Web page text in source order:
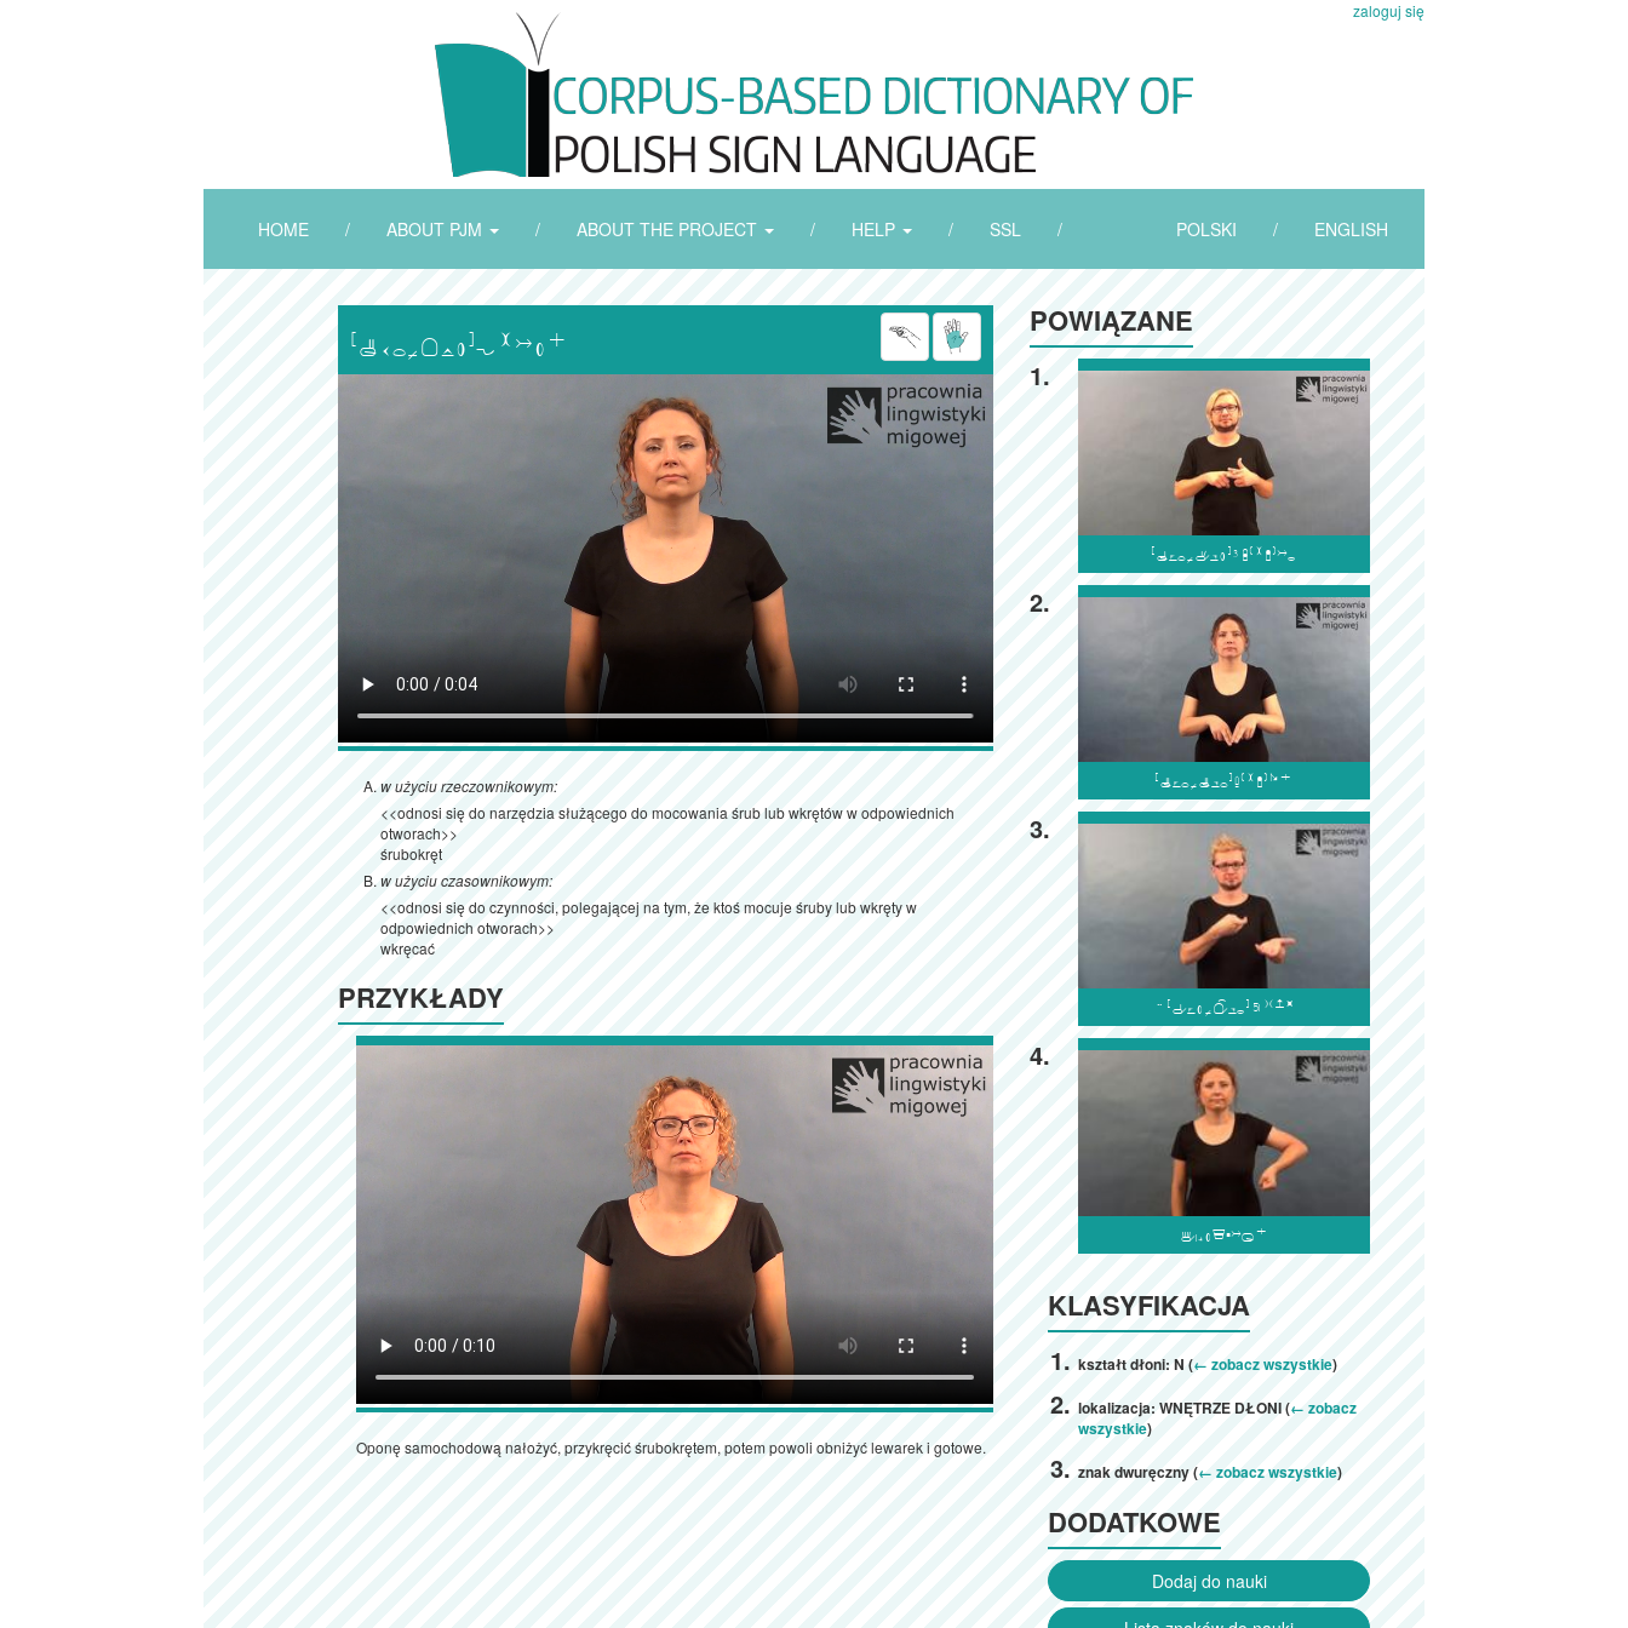
zaloguj się
HOME / ABOUT PJM / ABOUT THE PROJECT / HELP / SSL / POLSKI / ENGLISH

w użyciu rzeczownikowym:
<<odnosi się do narzędzia służącego do mocowania śrub lub wkrętów w odpowiednich
otworach>>
śrubokręt
w użyciu czasownikowym:
<<odnosi się do czynności, polegającej na tym, że ktoś mocuje śruby lub wkręty w
odpowiednich otworach>>
wkręcać
PRZYKŁADY
Oponę samochodową nałożyć, przykręcić śrubokrętem, potem powoli obniżyć lewarek i gotowe.
POWIĄZANE
1.

2.

3.

4.

KLASYFIKACJA
kształt dłoni: N (← zobacz wszystkie)
lokalizacja: WNĘTRZE DŁONI (← zobacz
wszystkie)
znak dwuręczny (← zobacz wszystkie)
DODATKOWE
Dodaj do nauki